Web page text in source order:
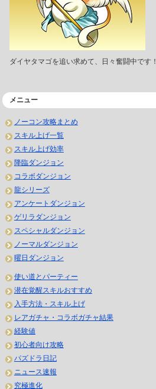
ダイヤタマゴを追い求めて、日々奮闘中です！
メニュー
ノーコン攻略まとめ
スキル上げ一覧
スキル上げ効率
降臨ダンジョン
コラボダンジョン
龍シリーズ
アンケートダンジョン
ゲリラダンジョン
スペシャルダンジョン
ノーマルダンジョン
曜日ダンジョン
使い道とパーティー
潜在覚醒スキルおすすめ
入手方法・スキル上げ
レアガチャ・コラボガチャ結果
経験値
初心者向け攻略
パズドラ日記
ニュース速報
究極進化